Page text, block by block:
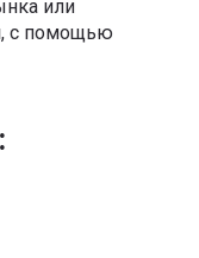
или
с помощью